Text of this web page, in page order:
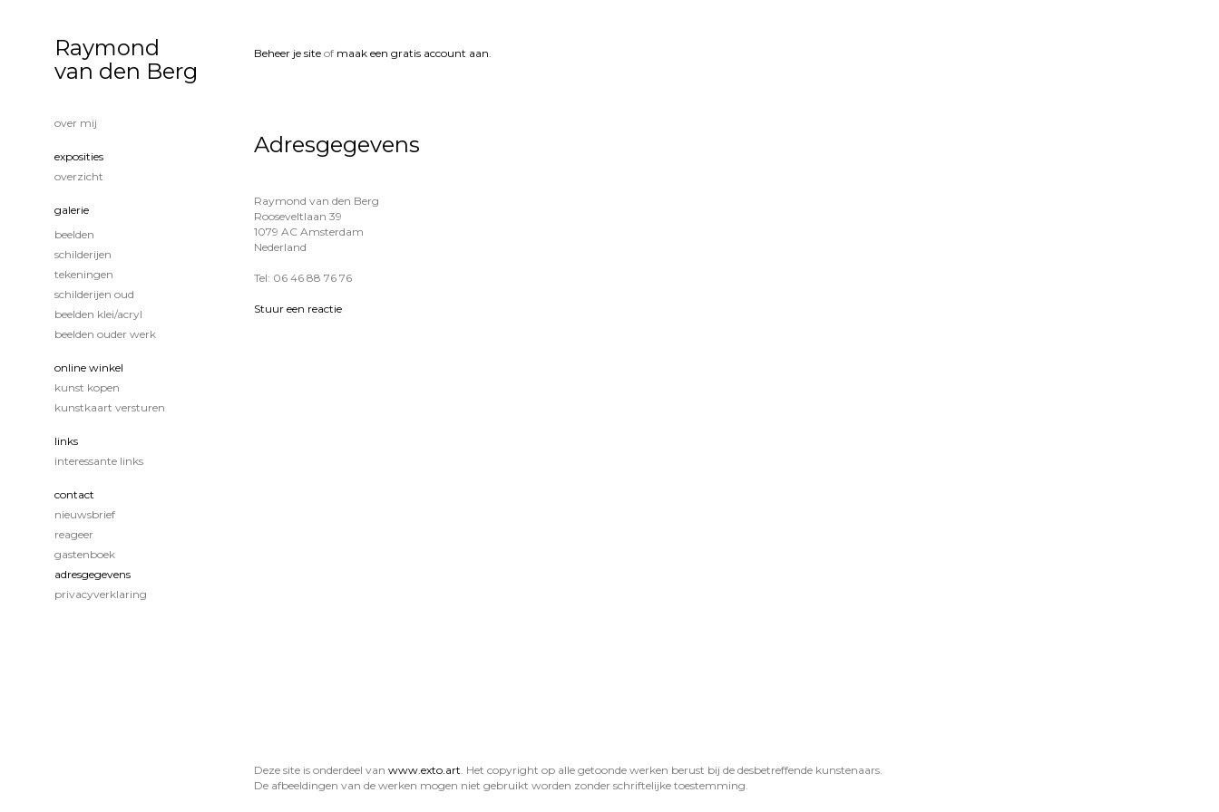
Beheer je site of maak een gratis account aan.
Adresgegevens
Raymond van den Berg
Rooseveltlaan 39
1079 AC Amsterdam
Nederland
Tel: 06 46 88 76 76
Stuur een reactie
Raymond
van den Berg
over mij
exposities
overzicht
galerie
beelden
schilderijen
tekeningen
schilderijen oud
beelden klei/acryl
beelden ouder werk
online winkel
kunst kopen
kunstkaart versturen
links
interessante links
contact
nieuwsbrief
reageer
gastenboek
adresgegevens
privacyverklaring
Deze site is onderdeel van www.exto.art. Het copyright op alle getoonde werken berust bij de desbetreffende kunstenaars.
De afbeeldingen van de werken mogen niet gebruikt worden zonder schriftelijke toestemming.